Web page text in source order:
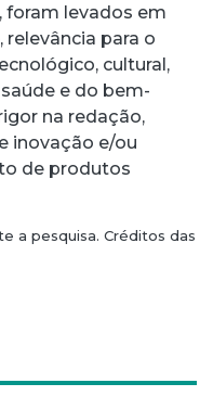
foram levados em
para o
cultural,
e do bem-
na redação,
inovação e/ou
de produtos
a pesquisa. Créditos das